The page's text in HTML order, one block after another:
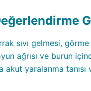
sıvı gelmesi,
ağrısı ve burun
yaralanma